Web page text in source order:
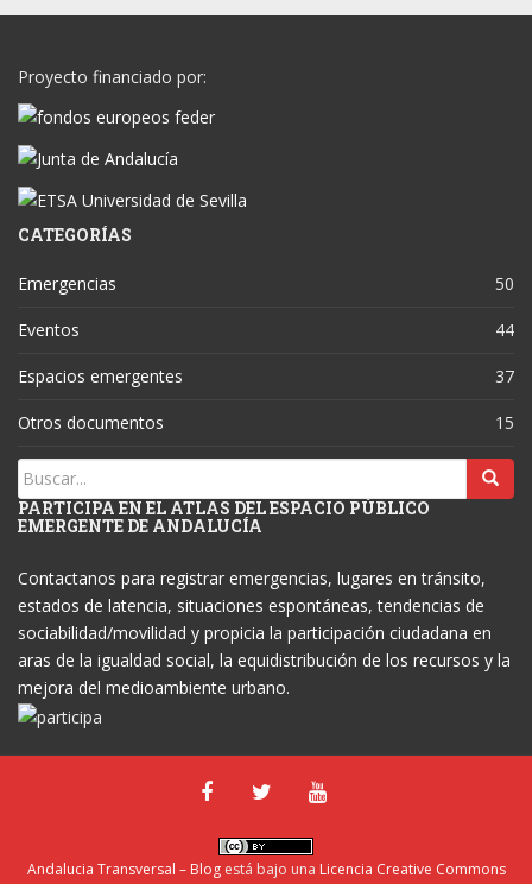
Proyecto financiado por:
CATEGORÍAS
Emergencias 50
Eventos 44
Espacios emergentes 37
Otros documentos 15
PARTICIPA EN EL ATLAS DEL ESPACIO PÚBLICO
EMERGENTE DE ANDALUCÍA
Contactanos para registrar emergencias, lugares en tránsito,
estados de latencia, situaciones espontáneas, tendencias de
sociabilidad/movilidad y propicia la participación ciudadana en
aras de la igualdad social, la equidistribución de los recursos y la
mejora del medioambiente urbano.
Andalucia Transversal – Blogestá bajo una Licencia Creative Commons